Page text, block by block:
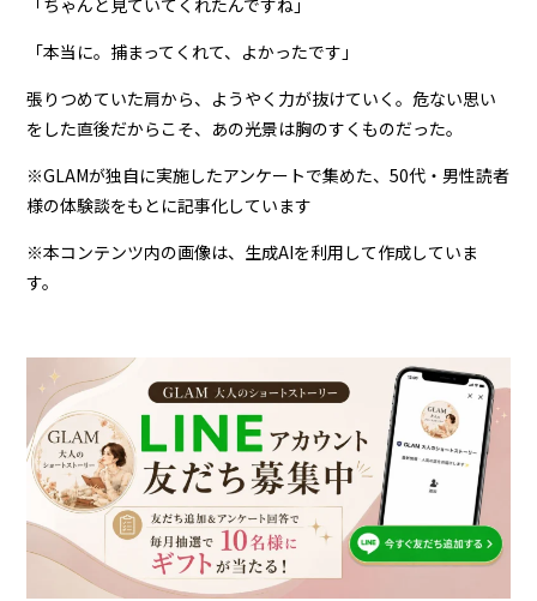
「本当に。捕まってくれて、よかったです」
張りつめていた肩から、ようやく力が抜けていく。危ない思い
をした直後だからこそ、あの光景は胸のすくものだった。
※GLAMが独自に実施したアンケートで集めた、50代・男性読者
様の体験談をもとに記事化しています
※本コンテンツ内の画像は、生成AIを利用して作成していま
す。